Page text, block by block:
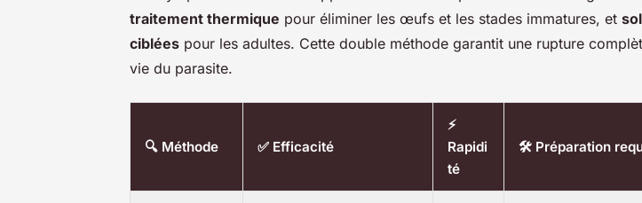
traitement thermique pour éliminer les œufs et les stades immatures, et
ciblées pour les adultes. Cette double méthode garantit une rupture
vie du parasite.
🔍 Méthode ✅ Efficacité
⚡
Rapidi
té
🛠️ Préparation